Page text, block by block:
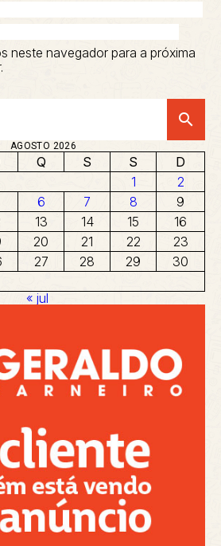
neste navegador para a próxima
search
AGOSTO 2026
Q S S
D
1
2
6 7 8
9
13 14 15
16
20 21 22
23
27 28 29
30
« jul